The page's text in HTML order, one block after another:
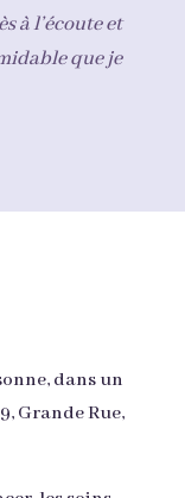
à l’écoute et
que je
dans un
Grande Rue,